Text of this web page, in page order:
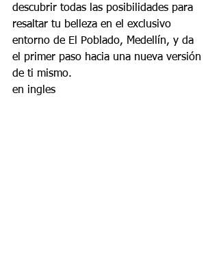
descubrir todas las posibilidades para
resaltar tu belleza en el exclusivo
entorno de El Poblado, Medellín, y da
el primer paso hacia una nueva versión
de ti mismo.
en ingles